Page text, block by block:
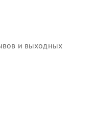
и выходных